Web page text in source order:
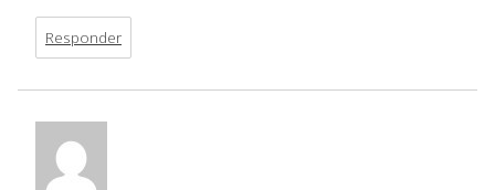
Responder